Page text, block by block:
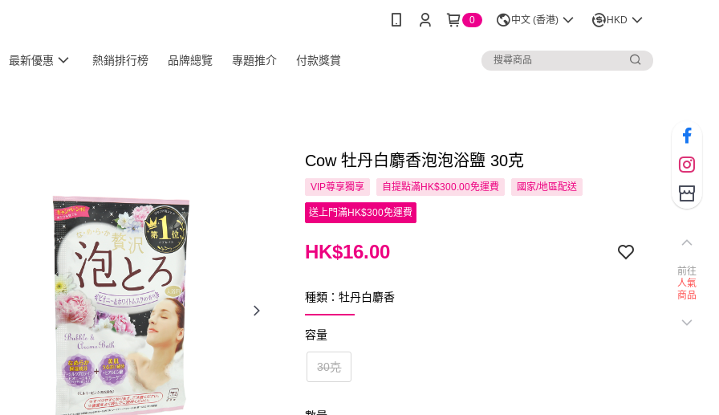
0 中文 (香港) HKD
最新優惠 熱銷排行榜 品牌總覽 專題推介 付款獎賞
Cow 牡丹白麝香泡泡浴鹽 30克
VIP尊享獨享 自提點滿HK$300.00免運費 國家/地區配送
送上門滿HK$300免運費
HK$16.00
種類：牡丹白麝香
容量
30克
前往
人氣
商品